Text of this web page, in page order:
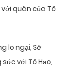
quân của Tô
lo ngại, Sở
với Tô Hạo,